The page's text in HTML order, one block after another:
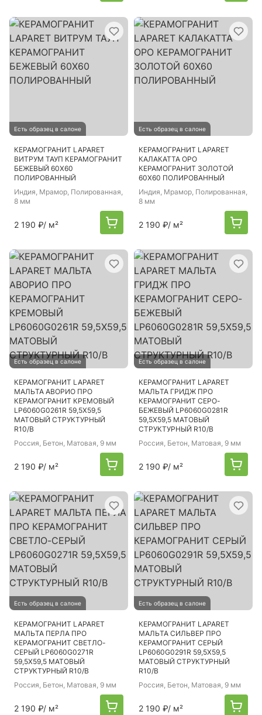
Есть образец в салоне
КЕРАМОГРАНИТ LAPARET
ВИТРУМ ТАУП КЕРАМОГРАНИТ
БЕЖЕВЫЙ 60Х60
ПОЛИРОВАННЫЙ
Индия, Мрамор, Полированная,
8 мм
2 190 ₽/ м²
Есть образец в салоне
КЕРАМОГРАНИТ LAPARET
КАЛАКАТТА ОРО
КЕРАМОГРАНИТ ЗОЛОТОЙ
60Х60 ПОЛИРОВАННЫЙ
Индия, Мрамор, Полированная,
8 мм
2 190 ₽/ м²
Есть образец в салоне
КЕРАМОГРАНИТ LAPARET
МАЛЬТА АВОРИО ПРО
КЕРАМОГРАНИТ КРЕМОВЫЙ
LP6060G0261R 59,5Х59,5
МАТОВЫЙ СТРУКТУРНЫЙ
R10/B
Россия, Бетон, Матовая, 9 мм
2 190 ₽/ м²
Есть образец в салоне
КЕРАМОГРАНИТ LAPARET
МАЛЬТА ГРИДЖ ПРО
КЕРАМОГРАНИТ СЕРО-
БЕЖЕВЫЙ LP6060G0281R
59,5Х59,5 МАТОВЫЙ
СТРУКТУРНЫЙ R10/B
Россия, Бетон, Матовая, 9 мм
2 190 ₽/ м²
Есть образец в салоне
КЕРАМОГРАНИТ LAPARET
МАЛЬТА ПЕРЛА ПРО
КЕРАМОГРАНИТ СВЕТЛО-
СЕРЫЙ LP6060G0271R
59,5Х59,5 МАТОВЫЙ
СТРУКТУРНЫЙ R10/B
Россия, Бетон, Матовая, 9 мм
2 190 ₽/ м²
Есть образец в салоне
КЕРАМОГРАНИТ LAPARET
МАЛЬТА СИЛЬВЕР ПРО
КЕРАМОГРАНИТ СЕРЫЙ
LP6060G0291R 59,5Х59,5
МАТОВЫЙ СТРУКТУРНЫЙ
R10/B
Россия, Бетон, Матовая, 9 мм
2 190 ₽/ м²